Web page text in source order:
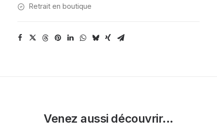
Retrait en boutique
Venez aussi découvrir...